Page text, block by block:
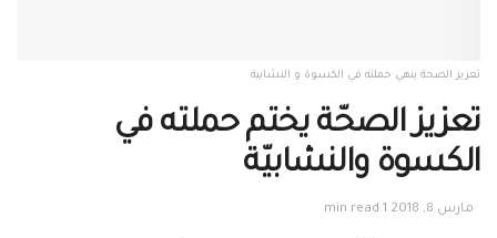
تعزيز الصحة ينهي حملته في الكسوة و النشابية
تعزيز الصحّة يختم حملته في
الكسوة والنشابيّة
مارس 8, 2018 1 min read